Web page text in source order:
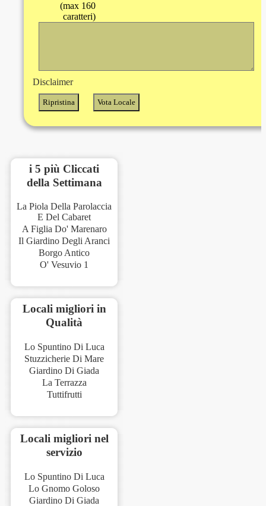
(max 160
caratteri)
Disclaimer
i 5 più Cliccati
della Settimana
La Piola Della Parolaccia
E Del Cabaret
A Figlia Do' Marenaro
Il Giardino Degli Aranci
Borgo Antico
O' Vesuvio 1
Locali migliori in
Qualità
Lo Spuntino Di Luca
Stuzzicherie Di Mare
Giardino Di Giada
La Terrazza
Tuttifrutti
Locali migliori nel
servizio
Lo Spuntino Di Luca
Lo Gnomo Goloso
Giardino Di Giada